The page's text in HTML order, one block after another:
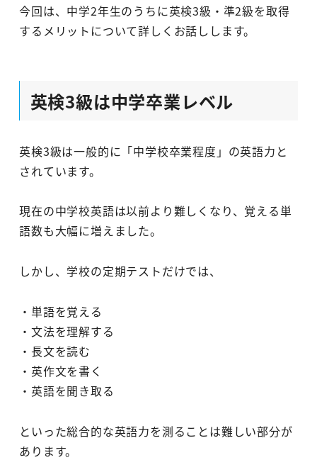
今回は、中学2年生のうちに英検3級・準2級を取得
するメリットについて詳しくお話しします。
英検3級は中学卒業レベル
英検3級は一般的に「中学校卒業程度」の英語力と
されています。
現在の中学校英語は以前より難しくなり、覚える単
語数も大幅に増えました。
しかし、学校の定期テストだけでは、
・単語を覚える
・文法を理解する
・長文を読む
・英作文を書く
・英語を聞き取る
といった総合的な英語力を測ることは難しい部分が
あります。